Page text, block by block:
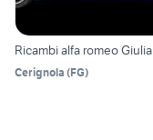
Ricambi alfa romeo Giulia
Cerignola (FG)